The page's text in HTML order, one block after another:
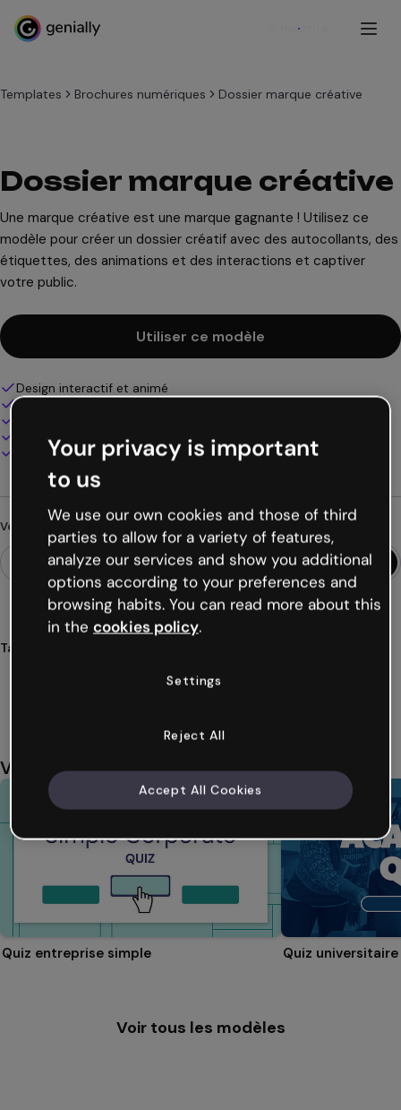
S'inscrire
Templates Brochures numériques Dossier marque créative
Dossier marque créative
Une marque créative est une marque gagnante ! Utilisez ce
modèle pour créer un dossier créatif avec des autocollants, des
étiquettes, des animations et des interactions et captiver
votre public.
Utiliser ce modèle
Design interactif et animé
100% personnalisable
Présentez, partagez ou publiez en ligne
Téléchargez en PDF, MP4 et autres formats
Vous cherchez autre chose ?
Tags
Vous aimerez aussi
Quiz entreprise simple Quiz universitaire
Voir tous les modèles
Your privacy is important
to us
We use our own cookies and those of third
parties to allow for a variety of features,
analyze our services and show you additional
options according to your preferences and
browsing habits. You can read more about this
in the cookies policy.
Settings
Reject All
Accept All Cookies